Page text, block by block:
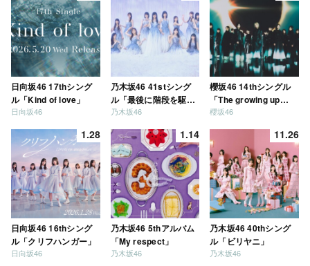
日向坂46 17thシング
ル「Kind of love」
日向坂46
乃木坂46 41stシング
ル「最後に階段を駆け
上がったのはいつ
乃木坂46
櫻坂46 14thシングル
「The growing up
train」
櫻坂46
1.28
日向坂46 16thシング
ル「クリフハンガー」
日向坂46
1.14
乃木坂46 5thアルバム
「My respect」
乃木坂46
11.26
乃木坂46 40thシング
ル「ビリヤニ」
乃木坂46